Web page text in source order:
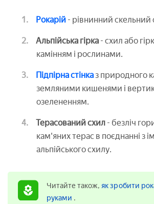
Рокарій - рівнинний скельний
Альпійська гірка - схил або
камінням і рослинами.
Підпірна стінказ природного
земляними кишенями і
озелененням.
Терасований схил - безліч
кам'яних терас в поєднанні з
альпійського схилу.
Читайте також, як зробити
руками .